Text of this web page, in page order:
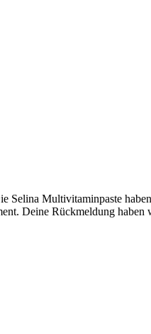
Multivitaminpaste
Deine Rückmeldung haben